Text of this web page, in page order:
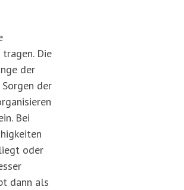
Die
der
der
Bei
oder
dann als